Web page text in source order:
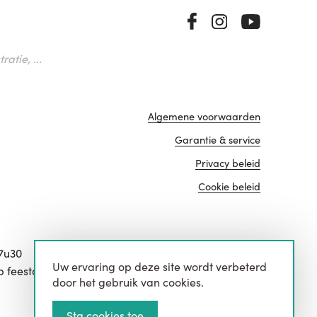
...
feestdagen.
Algemene voorwaarden
Garantie & service
Privacy beleid
Cookie beleid
website door
Uw ervaring op deze site wordt verbeterd
door het gebruik van cookies.